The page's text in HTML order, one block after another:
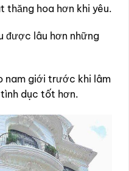
thăng hoa hơn khi yêu.
được lâu hơn những
nam giới trước khi lâm
dục tốt hơn.